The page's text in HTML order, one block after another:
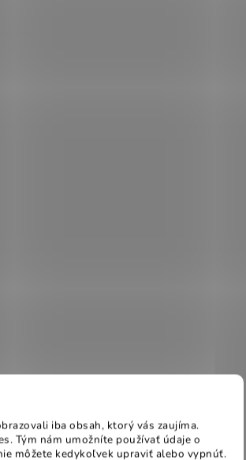
iba obsah, ktorý vás zaujíma.
Tým nám umožníte používať údaje o
môžete kedykoľvek upraviť alebo vypnúť.